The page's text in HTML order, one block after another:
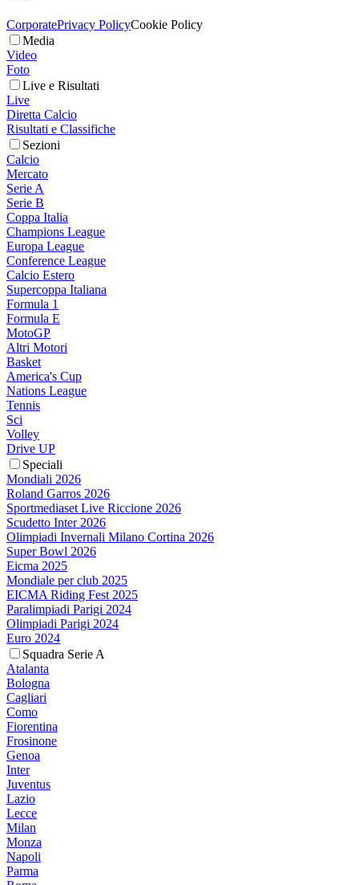
CorporatePrivacy PolicyCookie Policy
Media
Video
Foto
Live e Risultati
Live
Diretta Calcio
Risultati e Classifiche
Sezioni
Calcio
Mercato
Serie A
Serie B
Coppa Italia
Champions League
Europa League
Conference League
Calcio Estero
Supercoppa Italiana
Formula 1
Formula E
MotoGP
Altri Motori
Basket
America's Cup
Nations League
Tennis
Sci
Volley
Drive UP
Speciali
Mondiali 2026
Roland Garros 2026
Sportmediaset Live Riccione 2026
Scudetto Inter 2026
Olimpiadi Invernali Milano Cortina 2026
Super Bowl 2026
Eicma 2025
Mondiale per club 2025
EICMA Riding Fest 2025
Paralimpiadi Parigi 2024
Olimpiadi Parigi 2024
Euro 2024
Squadra Serie A
Atalanta
Bologna
Cagliari
Como
Fiorentina
Frosinone
Genoa
Inter
Juventus
Lazio
Lecce
Milan
Monza
Napoli
Parma